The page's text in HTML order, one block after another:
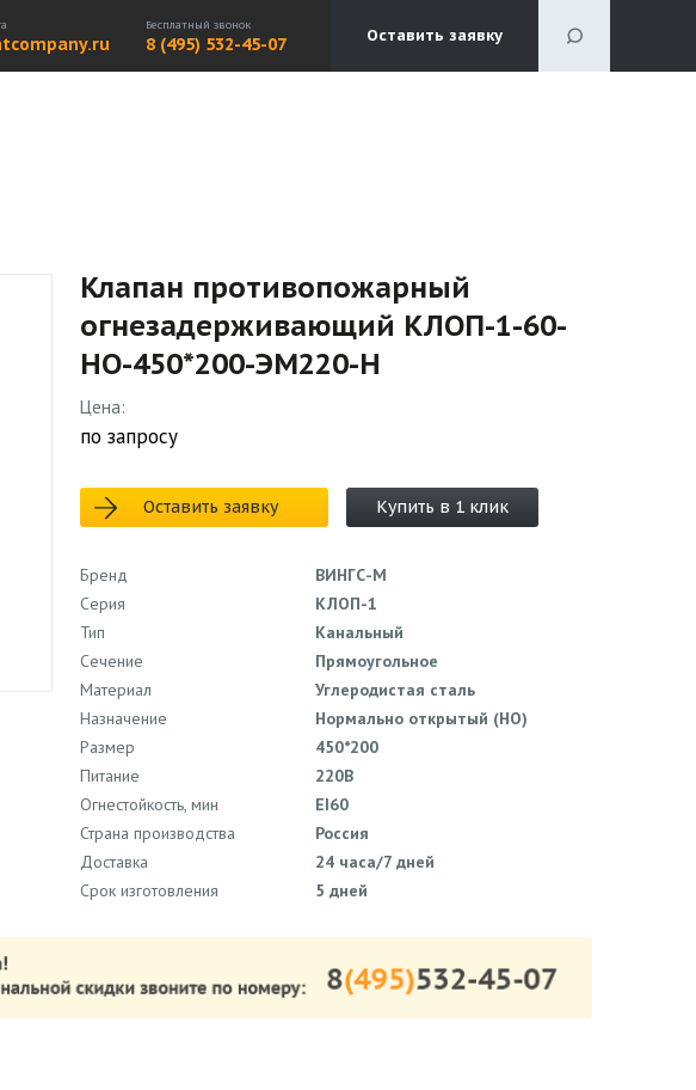
Бесплатный звонок
8 (495) 532-45-07 Оставить заявку
Клапан противопожарный
огнезадерживающий КЛОП-1-60-
НО-450*200-ЭМ220-H
Цена:
по запросу
Оставить заявку Купить в 1 клик
Бренд
ВИНГС-М
Серия
КЛОП-1
Тип
Канальный
Сечение
Прямоугольное
Материал
Углеродистая сталь
Назначение
Нормально открытый (НО)
Размер
450*200
Питание
220В
Огнестойкость, мин
EI60
Страна производства
Россия
Доставка
24 часа/7 дней
Срок изготовления
5 дней